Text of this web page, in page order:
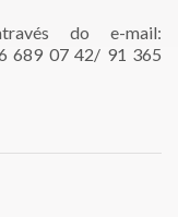
do e-mail:
689 07 42/ 91 365